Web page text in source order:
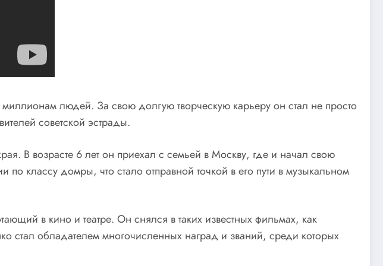
людей. За свою долгую творческую карьеру он стал не просто
советской эстрады.
В возрасте 6 лет он приехал с семьей в Москву, где и начал свою
классу домры, что стало отправной точкой в его пути в музыкальном
в кино и театре. Он снялся в таких известных фильмах, как
обладателем многочисленных наград и званий, среди которых